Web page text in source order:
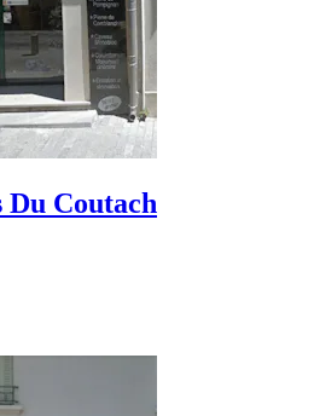
Du Coutach